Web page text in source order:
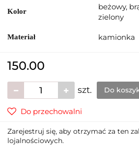
Kolor
beżowy,
zielony
Materiał kamionka
150.00
szt. Do
Do przechowalni
Zarejestruj się, aby otrzymać za ten
lojalnościowych.